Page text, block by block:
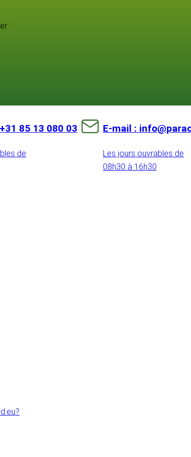
:
85 13 080 03
de
E-mail :
Les jours ouvrables de
08h30 à 16h30